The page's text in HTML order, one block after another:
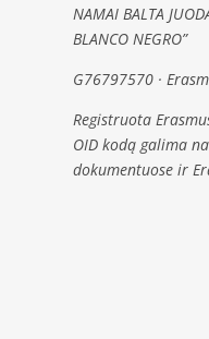
NAMAI BALTA
BLANCO NEGRO”
G76797570 ·
Registruota
OID kodą galima
dokumentuose ir